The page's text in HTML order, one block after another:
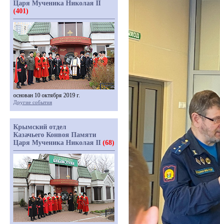
Царя Мученика Николая II
(401)
основан 10 октября 2019 г.
Другие события
Крымский отдел
Казачьего Конвоя Памяти
Царя Мученика Николая II (68)